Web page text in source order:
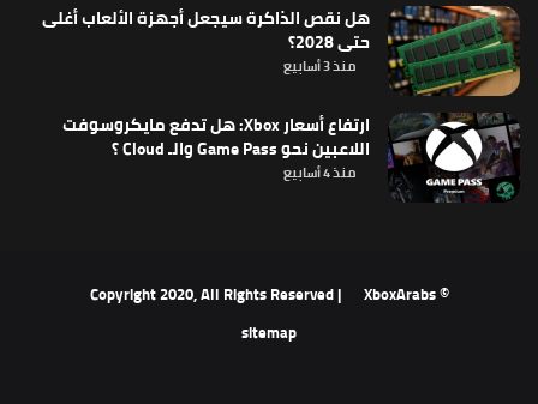
هل نقص الذاكرة سيجعل أجهزة الألعاب أغلى
حتى 2028؟
منذ 3 أسابيع
ارتفاع أسعار Xbox: هل تدفع مايكروسوفت
اللاعبين نحو Game Pass والـ Cloud ؟
منذ 4 أسابيع
© Copyright 2020, All Rights Reserved |
XboxArabs
sitemap